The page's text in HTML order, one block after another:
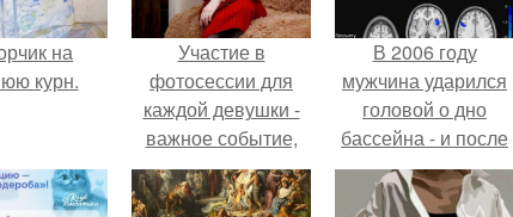
на
курн.
Участие в
фотосессии для
каждой девушки -
важное событие,
которое дарит
массу ярких
В 2006 году
мужчина ударился
головой о дно
бассейна - и после
этого его жизнь
изменилась самым